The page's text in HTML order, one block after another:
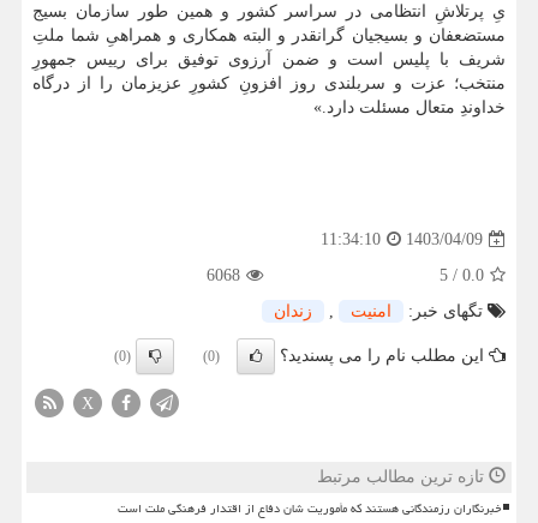
یِ پرتلاشِ انتظامی در سراسر کشور و همین طور سازمان بسیج
مستضعفان و بسیجیان گرانقدر و البته همکاری و همراهیِ شما ملتِ
شریف با پلیس است و ضمن آرزوی توفیق برای رییس جمهورِ
منتخب؛ عزت و سربلندی روز افزونِ کشورِ عزیزمان را از درگاه
خداوندِ متعال مسئلت دارد.»
1403/04/09
11:34:10
0.0
/
5
6068
تگهای خبر:
امنیت , زندان
این مطلب نام را می پسندید؟ (0)
(0)
X
تازه ترین مطالب مرتبط
خبرنگاران رزمندگانی هستند که مأموریت شان دفاع از اقتدار فرهنگی ملت است